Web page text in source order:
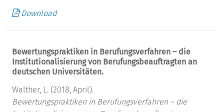
Download
Bewertungspraktiken in Berufungsverfahren – die
Institutionalisierung von Berufungsbeauftragten an
deutschen Universitäten.
Walther, L. (2018, April).
Bewertungspraktiken in Berufungsverfahren – die